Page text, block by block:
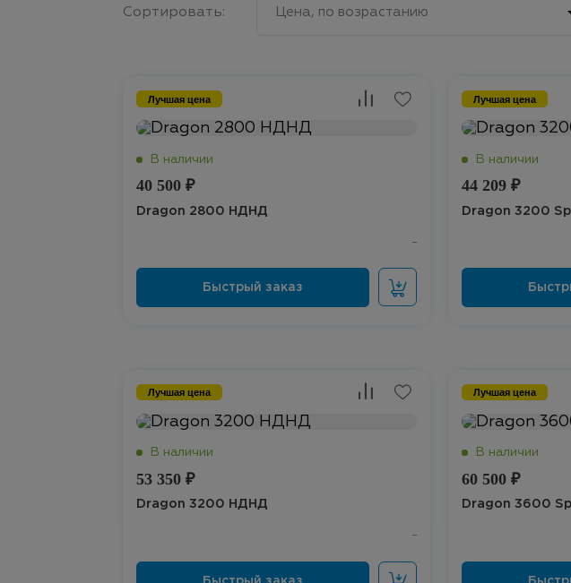
Сортировать: Цена, по возрастанию
Лучшая цена
40 500 ₽
Dragon 2800 НДНД
Лучшая цена
44 209 ₽
Dragon 3200
Лучшая цена
53 350 ₽
Dragon 3200 НДНД
Лучшая цена
60 500 ₽
Dragon 3600